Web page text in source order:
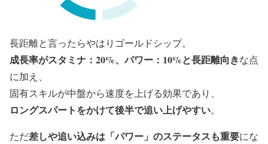
長距離と言ったらやはりゴールドシップ。
成長率がスタミナ：20%、パワー：10%と長距離向きな点
に加え、
固有スキルが中盤から速度を上げる効果であり、
ロングスパートをかけて後半で追い上げやすい。
ただ差しや追い込みは「パワー」のステータスも重要にな